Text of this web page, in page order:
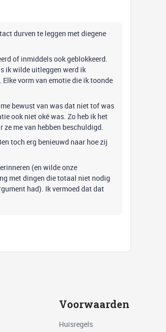
durven te leggen met diegene
of inmiddels ook geblokkeerd.
ik wilde uitleggen werd ik
vorm van emotie die ik toonde
bewust van was dat niet tof was
ook niet oké was. Zo heb ik het
me van hebben beschuldigd.
n toch erg benieuwd naar hoe zij
(en wilde onze
met dingen die totaal niet nodig
had). Ik vermoed dat dat
Voorwaarden
Huisregels